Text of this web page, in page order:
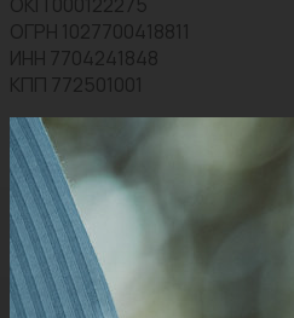
ОГРН 1027700418811
ИНН 7704241848
КПП 772501001